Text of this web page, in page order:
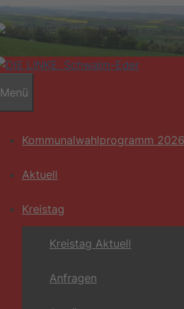
Menü
Kommunalwahlprogramm 2026
Aktuell
Kreistag
Kreistag Aktuell
Anfragen